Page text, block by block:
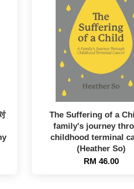
The Suffering of a
family's journey
childhood terminal
(Heather So)
RM 46.00